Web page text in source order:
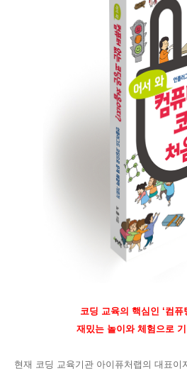
코딩 교육의 핵심인 ‘컴퓨
재밌는 놀이와 체험 으로
현재 코딩 교육기관 아이퓨처랩의 대표이